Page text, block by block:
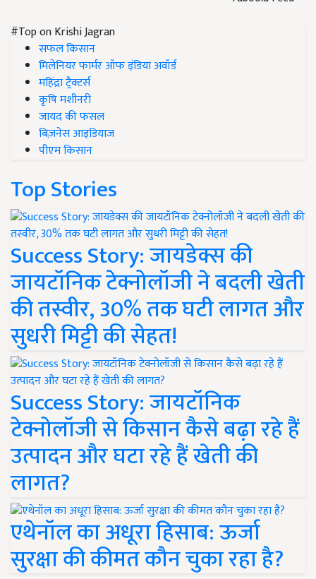
#Top on Krishi Jagran
सफल किसान
मिलेनियर फार्मर ऑफ इंडिया अवॉर्ड
महिंद्रा ट्रैक्टर्स
कृषि मशीनरी
जायद की फसल
बिज़नेस आइडियाज
पीएम किसान
Top Stories
Success Story: जायडेक्स की
जायटॉनिक टेक्नोलॉजी ने बदली खेती
की तस्वीर, 30% तक घटी लागत और
सुधरी मिट्टी की सेहत!
Success Story: जायटॉनिक
टेक्नोलॉजी से किसान कैसे बढ़ा रहे हैं
उत्पादन और घटा रहे हैं खेती की
लागत?
एथेनॉल का अधूरा हिसाब: ऊर्जा
सुरक्षा की कीमत कौन चुका रहा है?